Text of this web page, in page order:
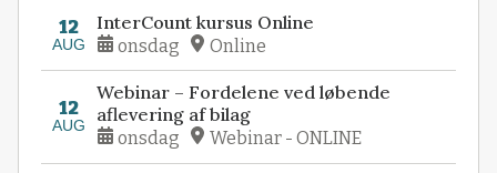
12
AUG
InterCount kursus Online
onsdag Online
12
AUG
Webinar – Fordelene ved løbende
aflevering af bilag
onsdag Webinar - ONLINE